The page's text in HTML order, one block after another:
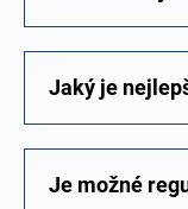
Jaký je
Je možné